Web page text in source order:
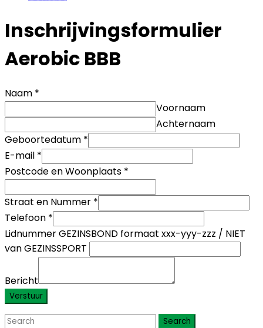
Inschrijvingsformulier
Aerobic BBB
Naam *
Voornaam
Achternaam
Geboortedatum *
E-mail *
Postcode en Woonplaats *
Straat en Nummer *
Telefoon *
Lidnummer GEZINSBOND formaat xxx-yyy-zzz / NIET
van GEZINSSPORT
Bericht
Verstuur
Search